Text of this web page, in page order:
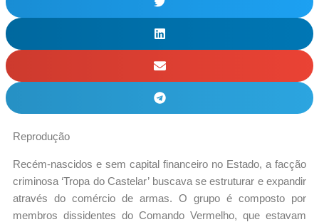
Reprodução
Recém-nascidos e sem capital financeiro no Estado, a facção
criminosa ‘Tropa do Castelar’ buscava se estruturar e expandir
através do comércio de armas. O grupo é composto por
membros dissidentes do Comando Vermelho, que estavam